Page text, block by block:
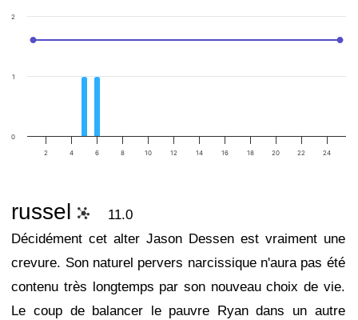
2 4 6 8 10 12 14 16 18 20 22 24
0
1
2
russel
11.0
Décidément cet alter Jason Dessen est vraiment une
crevure. Son naturel pervers narcissique n'aura pas été
contenu très longtemps par son nouveau choix de vie.
Le coup de balancer le pauvre Ryan dans un autre